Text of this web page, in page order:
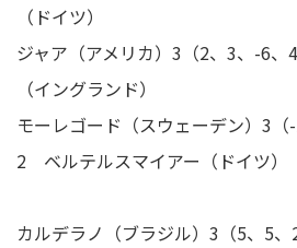
（ドイツ）
ジャア（アメリカ）3（2、3、-6
（イングランド）
モーレゴード（スウェーデン）3（
2 ベルテルスマイアー（ドイツ）
カルデラノ（ブラジル）3（5、5